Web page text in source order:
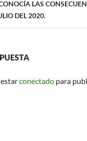
LAS
DEL 2020.
conectado para